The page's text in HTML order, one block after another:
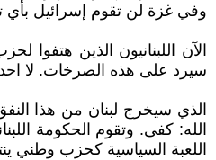
وفي غزة لن تقوم إسرائيل بأي
الآن اللبنانيون الذين
سيرد على هذه الصرخات. لا احد
الذي سيخرج لبنان من هذا
الله: كفى. وتقوم الحكومة
اللعبة السياسية كحزب وطني